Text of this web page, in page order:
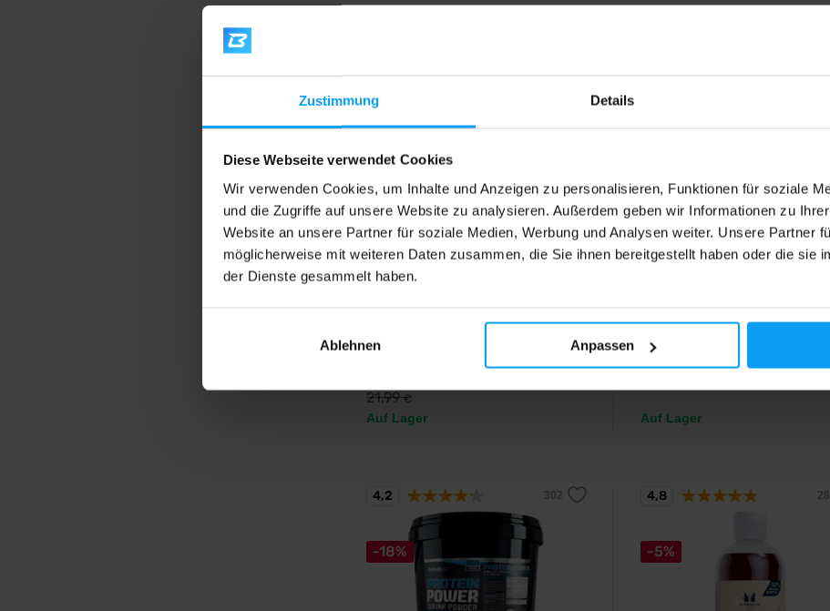
Zustimmung Details
Diese Webseite verwendet Cookies
Wir verwenden Cookies, um Inhalte und Anzeigen zu personalisieren, Funktionen für soziale
und die Zugriffe auf unsere Website zu analysieren. Außerdem geben wir Informationen zu
Website an unsere Partner für soziale Medien, Werbung und Analysen weiter. Unsere Partner
möglicherweise mit weiteren Daten zusammen, die Sie ihnen bereitgestellt haben oder die sie
der Dienste gesammelt haben.
Ablehnen Anpassen
-18%
BodyWorld
BCAA + Glutamine 480 g
Aminosäuren in Kombination mit L-
Glutamin – zur Unterstützung der
Muskelregeneration und des
Muskelaufbaus.
21,99€
Auf Lager
Scitec Nutrition
Schmackhaftes Whey Protein,
angereichert mit zusätzlichen
Aminosäuren und
76,99
Auf Lager
-18%
4,2
-5%
4,8